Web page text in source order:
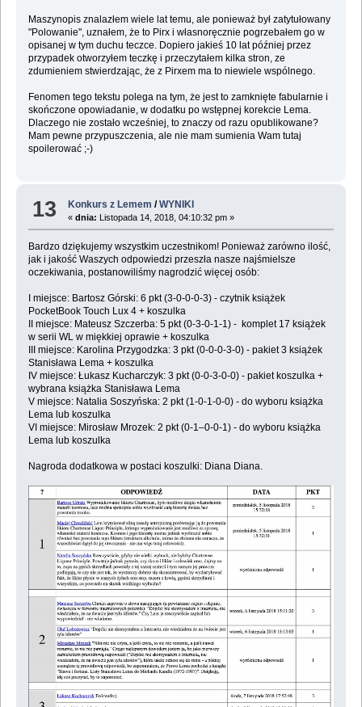
Maszynopis znalazłem wiele lat temu, ale ponieważ był zatytułowany
"Polowanie", uznałem, że to Pirx i własnoręcznie pogrzebałem go w
opisanej w tym duchu teczce. Dopiero jakieś 10 lat później przez
przypadek otworzyłem teczkę i przeczytałem kilka stron, ze
zdumieniem stwierdzając, że z Pirxem ma to niewiele wspólnego.
Fenomen tego tekstu polega na tym, że jest to zamknięte fabularnie i
skończone opowiadanie, w dodatku po wstępnej korekcie Lema.
Dlaczego nie zostało wcześniej, to znaczy od razu opublikowane?
Mam pewne przypuszczenia, ale nie mam sumienia Wam tutaj
spoilerować ;-)
13 Konkurs z Lemem /WYNIKI
«dnia: Listopada 14, 2018, 04:10:32 pm »
Bardzo dziękujemy wszystkim uczestnikom! Ponieważ zarówno ilość,
jak i jakość Waszych odpowiedzi przeszła nasze najśmielsze
oczekiwania, postanowiliśmy nagrodzić więcej osób:
I miejsce: Bartosz Górski: 6 pkt (3-0-0-0-3) - czytnik książek
PocketBook Touch Lux 4 + koszulka
II miejsce: Mateusz Szczerba: 5 pkt (0-3-0-1-1) - komplet 17 książek
w serii WL w miękkiej oprawie + koszulka
III miejsce: Karolina Przygodzka: 3 pkt (0-0-0-3-0) - pakiet 3 książek
Stanisława Lema + koszulka
IV miejsce: Łukasz Kucharczyk: 3 pkt (0-0-3-0-0) - pakiet koszulka +
wybrana książka Stanisława Lema
V miejsce: Natalia Soszyńska: 2 pkt (1-0-1-0-0) - do wyboru książka
Lema lub koszulka
VI miejsce: Mirosław Mrozek: 2 pkt (0-1–0-0-1) - do wyboru książka
Lema lub koszulka
Nagroda dodatkowa w postaci koszulki: Diana Diana.